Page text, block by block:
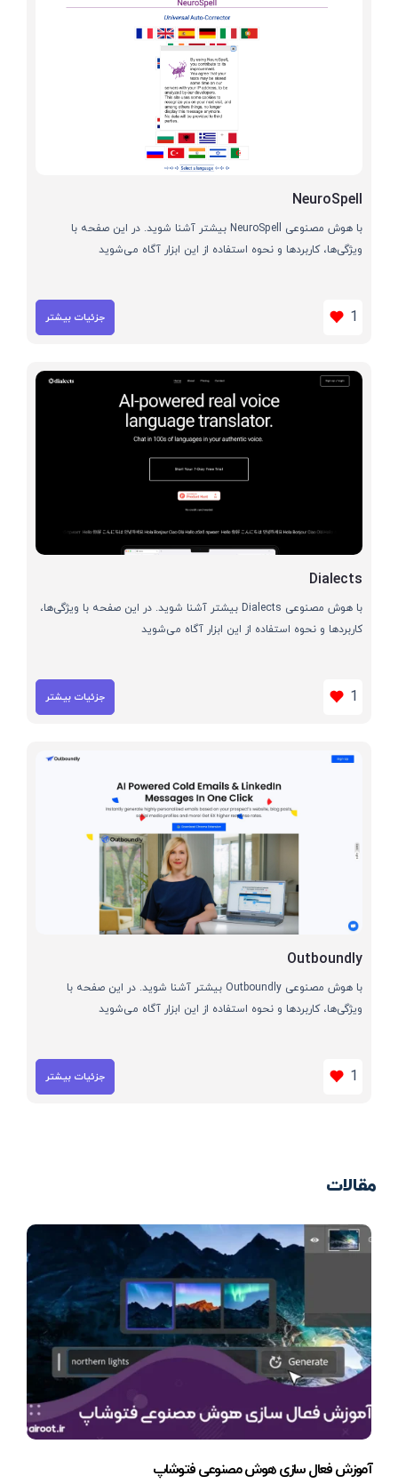
NeuroSpell
با هوش مصنوعی NeuroSpell بیشتر آشنا شوید. در این صفحه با
ویژگی‌ها، کاربردها و نحوه استفاده از این ابزار آگاه می‌شوید
1 جزئیات بیشتر
Dialects
با هوش مصنوعی Dialects بیشتر آشنا شوید. در این صفحه با ویژگی‌ها،
کاربردها و نحوه استفاده از این ابزار آگاه می‌شوید
1 جزئیات بیشتر
Outboundly
با هوش مصنوعی Outboundly بیشتر آشنا شوید. در این صفحه با
ویژگی‌ها، کاربردها و نحوه استفاده از این ابزار آگاه می‌شوید
1 جزئیات بیشتر
مقالات
آموزش فعال سازی هوش مصنوعی فتوشاپ